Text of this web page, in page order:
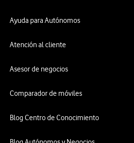
Ayuda para Autónomos
Atención al cliente
Asesor de negocios
Comparador de móviles
Blog Centro de Conocimiento